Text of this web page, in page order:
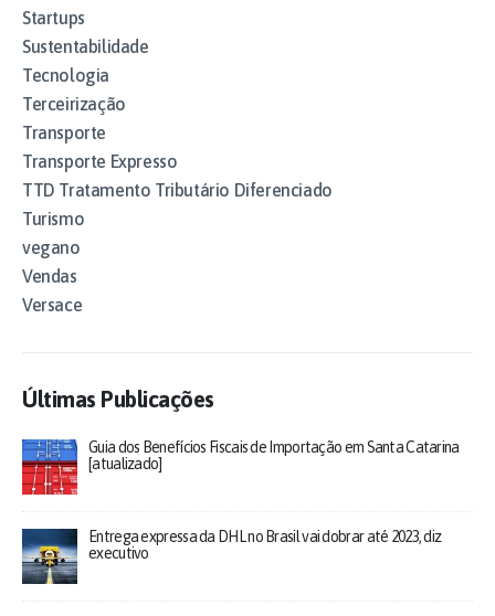
Startups
Sustentabilidade
Tecnologia
Terceirização
Transporte
Transporte Expresso
TTD Tratamento Tributário Diferenciado
Turismo
vegano
Vendas
Versace
Últimas Publicações
Guia dos Benefícios Fiscais de Importação em Santa Catarina
[atualizado]
Entrega expressa da DHL no Brasil vai dobrar até 2023, diz
executivo